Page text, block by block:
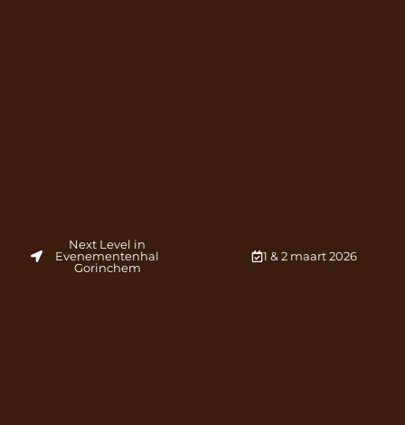
Next Level in
Evenementenhal
Gorinchem
1 & 2 maart 2026